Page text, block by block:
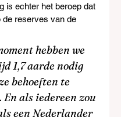
is echter het beroep dat
de reserves van de
hebben we
1,7 aarde nodig
behoeften te
En als iedereen zou
een Nederlander